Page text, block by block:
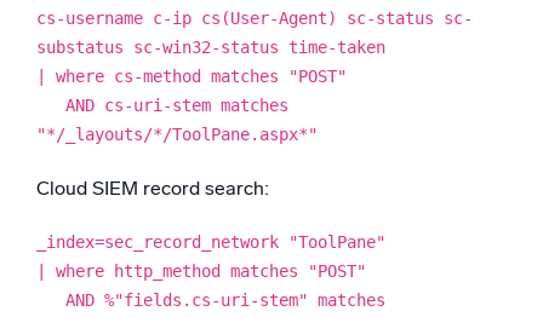
cs-username c-ip cs(User-Agent) sc-status sc-
substatus sc-win32-status time-taken
| where cs-method matches "POST"
AND cs-uri-stem matches
"*/_layouts/*/ToolPane.aspx*"
Cloud SIEM record search:
_index=sec_record_network "ToolPane"
| where http_method matches "POST"
AND %"fields.cs-uri-stem" matches